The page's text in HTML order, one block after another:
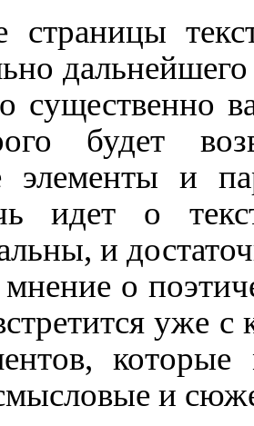
страницы
существенно
будет
элементы и
идет о
и
мнение о
уже
и